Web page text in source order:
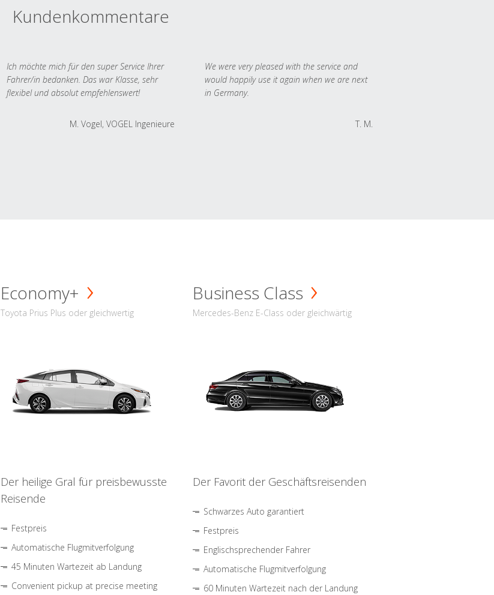
Kundenkommentare
Ich möchte mich für den super Service Ihrer
Fahrer/in bedanken. Das war Klasse, sehr
flexibel und absolut empfehlenswert!
M. Vogel, VOGEL Ingenieure
We were very pleased with the service and
would happily use it again when we are next
in Germany.
T. M.
Economy+
Toyota Prius Plus oder gleichwertig
Der heilige Gral für preisbewusste
Reisende
Festpreis
Automatische Flugmitverfolgung
45 Minuten Wartezeit ab Landung
Convenient pickup at precise meeting
Business Class
Mercedes-Benz E-Class oder gleichwärtig
Der Favorit der Geschäftsreisenden
Schwarzes Auto garantiert
Festpreis
Englischsprechender Fahrer
Automatische Flugmitverfolgung
60 Minuten Wartezeit nach der Landung